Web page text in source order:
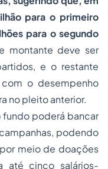
para o primeiro
para o segundo
montante deve ser
e o restante
o desempenho
no pleito anterior.
poderá bancar
podendo
meio de doações
até cinco salários-